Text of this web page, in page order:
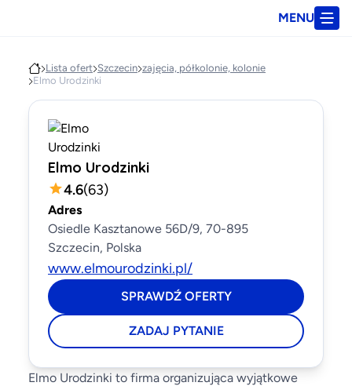
MENU
Lista ofert Szczecin zajęcia, półkolonie, kolonie
Elmo Urodzinki
Elmo Urodzinki
4.6(63)
Adres
Osiedle Kasztanowe 56D/9, 70-895
Szczecin, Polska
www.elmourodzinki.pl/
SPRAWDŹ OFERTY
ZADAJ PYTANIE
Elmo Urodzinki to firma organizująca wyjątkowe